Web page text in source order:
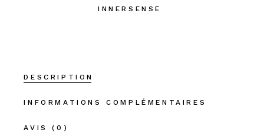
INNERSENSE
DESCRIPTION
INFORMATIONS COMPLÉMENTAIRES
AVIS (0)